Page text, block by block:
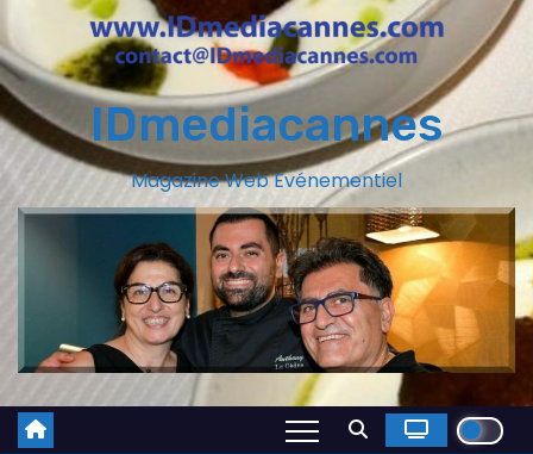
IDmediacannes
Magazine Web Evénementiel